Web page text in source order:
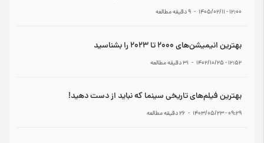
۱۲:۰۰ - ۱۴۰۵/۰۲/۱۱ - ۹دقیقه مطالعه
بهترین انیمیشن‌های ۲۰۰۰ تا ۲۰۲۳ را بشناسید
۱۲:۵۲ - ۱۴۰۲/۱۰/۲۵ - ۳۱دقیقه مطالعه
بهترین فیلم‌های تاریخی سینما که نباید از دست دهید!
۰۹:۲۹ - ۱۴۰۳/۰۵/۲۳ - ۲۶دقیقه مطالعه